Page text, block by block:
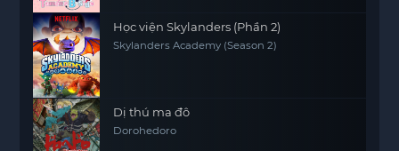
Học viện Skylanders (Phần 2)
Skylanders Academy (Season 2)
Dị thú ma đô
Dorohedoro